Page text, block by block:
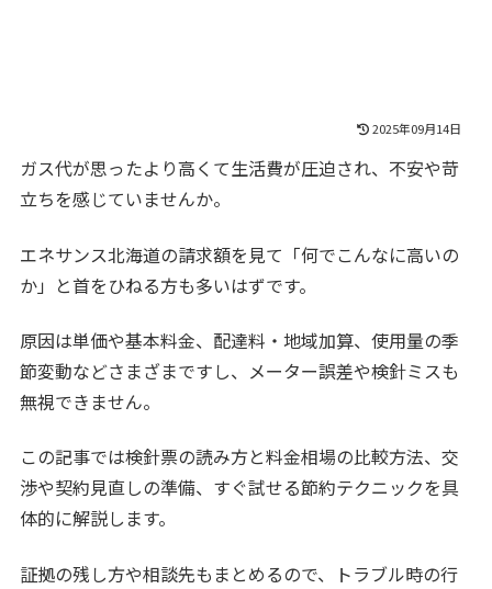
2025年09月14日
ガス代が思ったより高くて生活費が圧迫され、不安や苛
立ちを感じていませんか。
エネサンス北海道の請求額を見て「何でこんなに高いの
か」と首をひねる方も多いはずです。
原因は単価や基本料金、配達料・地域加算、使用量の季
節変動などさまざまですし、メーター誤差や検針ミスも
無視できません。
この記事では検針票の読み方と料金相場の比較方法、交
渉や契約見直しの準備、すぐ試せる節約テクニックを具
体的に解説します。
証拠の残し方や相談先もまとめるので、トラブル時の行